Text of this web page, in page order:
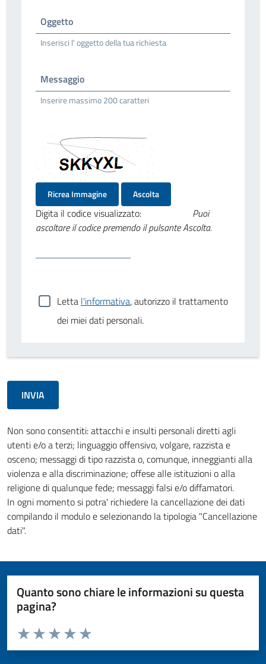
Oggetto
Inserisci l' oggetto della tua richiesta
Messaggio
Inserire massimo 200 caratteri
Ricrea Immagine Ascolta
Digita il codice visualizzato:
Puoi
ascoltare il codice premendo il pulsante Ascolta.
Letta l'informativa, autorizzo il trattamento
dei miei dati personali.
Non sono consentiti: attacchi e insulti personali diretti agli
utenti e/o a terzi; linguaggio offensivo, volgare, razzista e
osceno; messaggi di tipo razzista o, comunque, inneggianti alla
violenza e alla discriminazione; offese alle istituzioni o alla
religione di qualunque fede; messaggi falsi e/o diffamatori.
In ogni momento si potra' richiedere la cancellazione dei dati
compilando il modulo e selezionando la tipologia "Cancellazione
dati".
Quanto sono chiare le informazioni su questa
pagina?
Valuta da 1 a 5 stelle la pagina
Valuta 5 stelle su 5
Valuta 4 stelle su 5
Valuta 3 stelle su 5
Valuta 2 stelle su 5
Valuta 1 stelle su 5